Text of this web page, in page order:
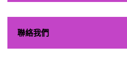
聯絡我們